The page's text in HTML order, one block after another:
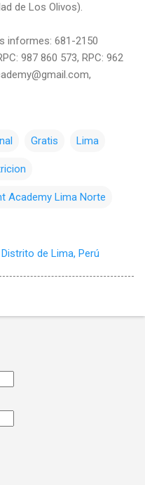
de Los Olivos).
informes: 681-2150
987 860 573, RPC: 962
Gratis Lima
Academy Lima Norte
de Lima, Perú